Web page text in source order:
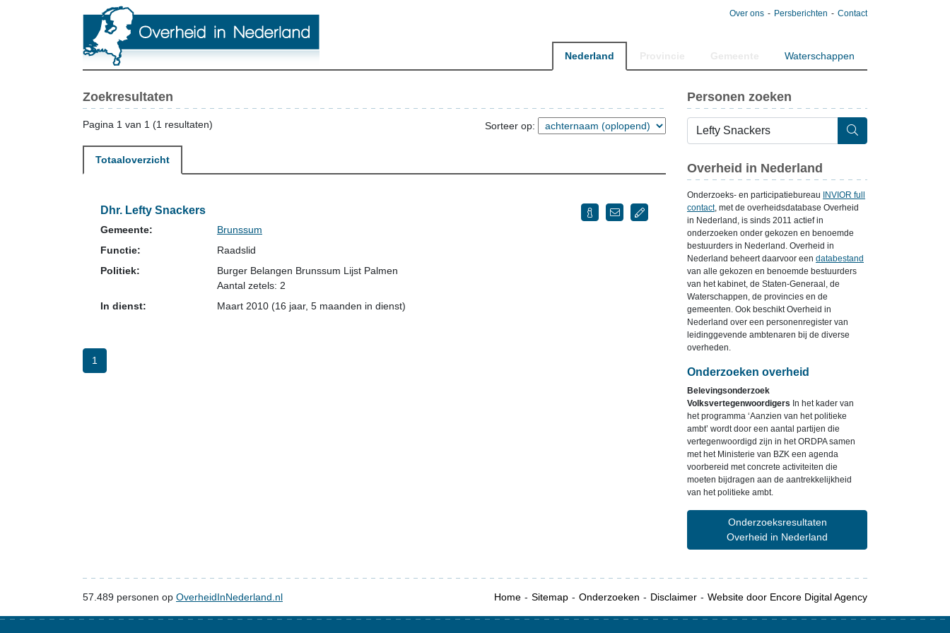
Over ons Persberichten Contact
Nederland Waterschappen
Zoekresultaten
Pagina 1 van 1 (1 resultaten) Sorteer op:
Totaaloverzicht
Dhr. Lefty Snackers
Gemeente:
Brunssum
Functie:
Raadslid
Politiek:
Burger Belangen Brunssum Lijst Palmen
Aantal zetels: 2
In dienst:
Maart 2010 (16 jaar, 5 maanden in dienst)
1
Personen zoeken
Overheid in Nederland
Onderzoeks- en participatiebureau
INVIOR full
contact, met de overheidsdatabase Overheid
in Nederland, is sinds 2011 actief in
onderzoeken onder gekozen en benoemde
bestuurders in Nederland. Overheid in
Nederland beheert daarvoor een databestand
van alle gekozen en benoemde bestuurders
van het kabinet, de Staten-Generaal, de
Waterschappen, de provincies en de
gemeenten. Ook beschikt Overheid in
Nederland over een personenregister van
leidinggevende ambtenaren bij de diverse
overheden.
Onderzoeken overheid
Belevingsonderzoek
Volksvertegenwoordigers In het kader van
het programma ‘Aanzien van het politieke
ambt’ wordt door een aantal partijen die
vertegenwoordigd zijn in het ORDPA samen
met het Ministerie van BZK een agenda
voorbereid met concrete activiteiten die
moeten bijdragen aan de aantrekkelijkheid
van het politieke ambt.
Onderzoeksresultaten
Overheid in Nederland
57.489 personen op OverheidInNederland.nl Home Sitemap Onderzoeken Disclaimer Website door Encore Digital Agency